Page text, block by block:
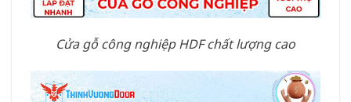
Cửa gỗ công nghiệp HDF chất lượng cao